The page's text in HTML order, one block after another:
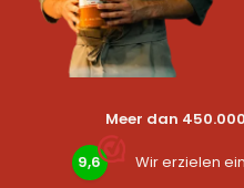
Meer dan
9,6 Wir erzielen